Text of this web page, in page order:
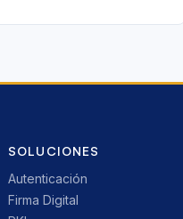
SOLUCIONES
Autenticación
Firma Digital